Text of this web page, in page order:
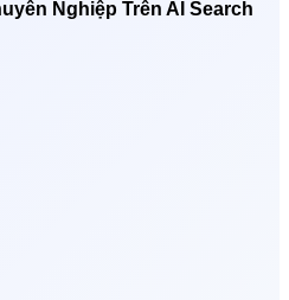
Nghiệp Trên AI Search